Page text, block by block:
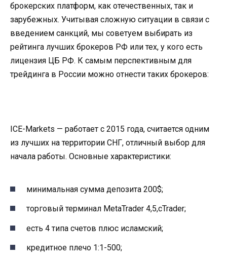
брокерских платформ, как отечественных, так и
зарубежных. Учитывая сложную ситуации в связи с
введением санкций, мы советуем выбирать из
рейтинга лучших брокеров РФ или тех, у кого есть
лицензия ЦБ РФ. К самым перспективным для
трейдинга в России можно отнести таких брокеров:
ICE-Markets — работает с 2015 года, считается одним
из лучших на территории СНГ, отличный выбор для
начала работы. Основные характеристики:
минимальная сумма депозита 200$;
торговый терминал MetaTrader 4,5,cTrader;
есть 4 типа счетов плюс исламский;
кредитное плечо 1:1-500;